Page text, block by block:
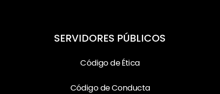
SERVIDORES PÚBLICOS
Código de Ética
Código de Conducta